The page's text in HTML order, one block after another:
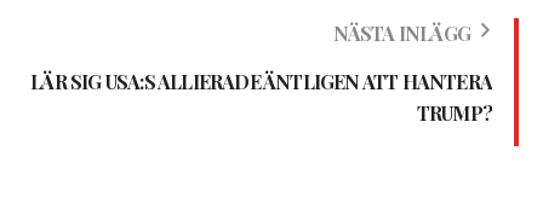
NÄSTA INLÄGG
LÄR SIG USA:S ALLIERADE ÄNTLIGEN ATT HANTERA
TRUMP?